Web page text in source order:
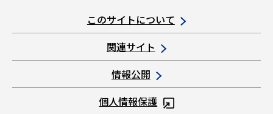
このサイトについて
関連サイト
情報公開
個人情報保護